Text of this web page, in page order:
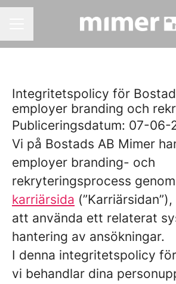
Integritetspolicy för
employer branding och
Publiceringsdatum: 07-06-
Vi på Bostads AB Mimer
employer branding- och
rekryteringsprocess
karriärsida
att använda ett relaterat
hantering av ansökningar.
I denna integritetspolicy
vi behandlar dina